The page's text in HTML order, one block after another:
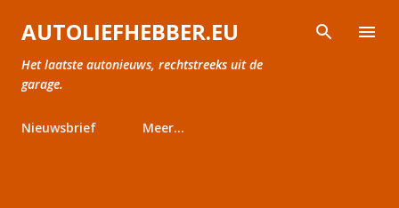
Doorgaan naar hoofdcontent
AUTOLIEFHEBBER.EU
Het laatste autonieuws, rechtstreeks uit de
garage.
Nieuwsbrief Meer…